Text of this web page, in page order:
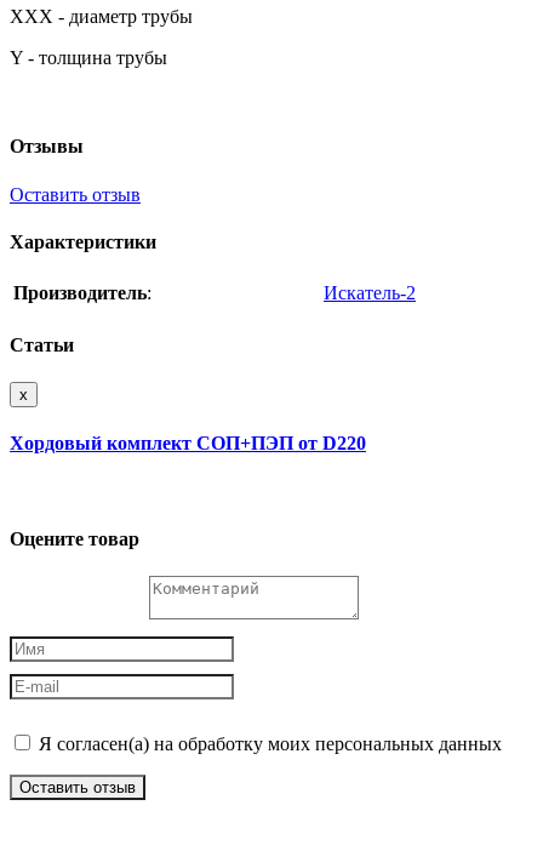
XXX - диаметр трубы
Y - толщина трубы
Отзывы
Оставить отзыв
Характеристики
Производитель: Искатель-2
Статьи
x
Хордовый комплект СОП+ПЭП от D220
Оцените товар
Я согласен(а) на обработку моих персональных данных
Оставить отзыв